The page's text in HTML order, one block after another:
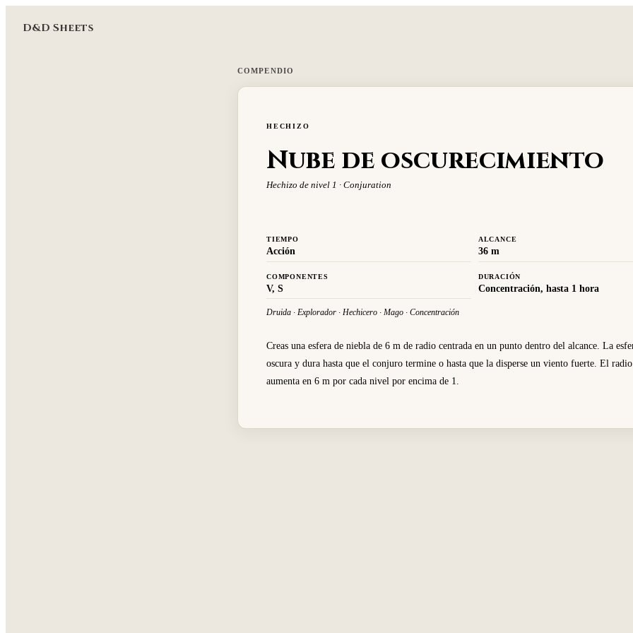
D&D Sheets
COMPENDIO
HECHIZO
Nube de oscurecimiento
Hechizo de nivel 1 · Conjuration
TIEMPO
Acción
ALCANCE
36 m
COMPONENTES
V, S
DURACIÓN
Concentración, hasta 1 hora
Druida · Explorador · Hechicero · Mago · Concentración
Creas una esfera de niebla de 6 m de radio centrada en un punto dentro del alcance. La
oscura y dura hasta que el conjuro termine o hasta que la disperse un viento fuerte. El
aumenta en 6 m por cada nivel por encima de 1.